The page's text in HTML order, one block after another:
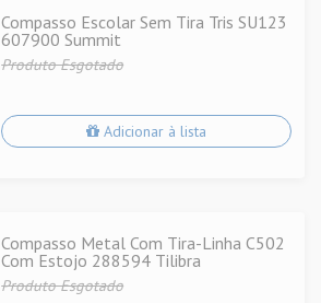
Compasso Escolar Sem Tira Tris SU123
607900 Summit
Produto Esgotado
Adicionar à lista
Compasso Metal Com Tira-Linha C502
Com Estojo 288594 Tilibra
Produto Esgotado